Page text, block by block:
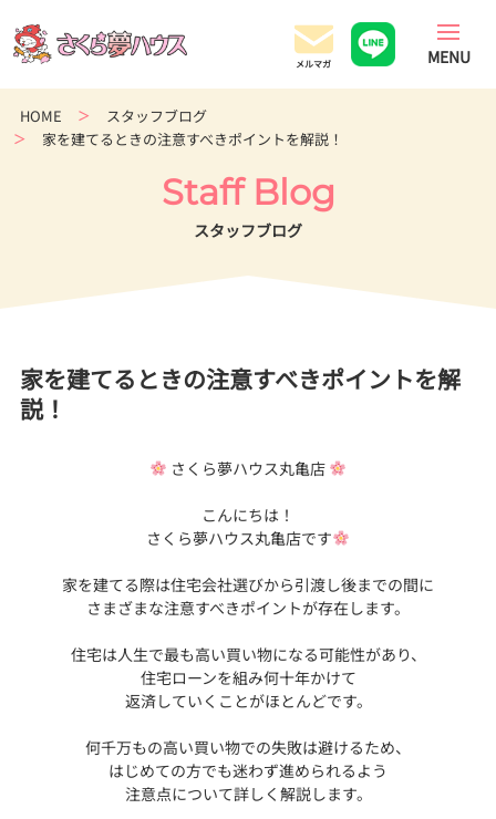
の
超
ロ
コ
ス
住
店
HOME
スタッフブログ
家を建てるときの注意すべきポイントを解説！
Staff Blog
スタッフブログ
家を建てるときの注意すべきポイントを解
説！
さくら夢ハウス丸亀店
こんにちは！
さくら夢ハウス丸亀店です
家を建てる際は住宅会社選びから引渡し後までの間に
さまざまな注意すべきポイントが存在します。
住宅は人生で最も高い買い物になる可能性があり、
住宅ローンを組み何十年かけて
返済していくことがほとんどです。
何千万もの高い買い物での失敗は避けるため、
はじめての方でも迷わず進められるよう
注意点について詳しく解説します。